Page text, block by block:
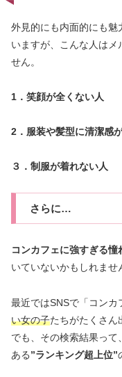
外見的にも内面的にも魅
いますが、こんな人はメ
せん。
1．笑顔が全くない人
2．服装や髪型に清潔感
３．制服が着れない人
さらに…
コンカフェに強すぎる憧
いていないかもしれませ
最近ではSNSで「コンカ
い女の子たちがたくさん
でも、その検索結果っ
ある”ランキング超上位”